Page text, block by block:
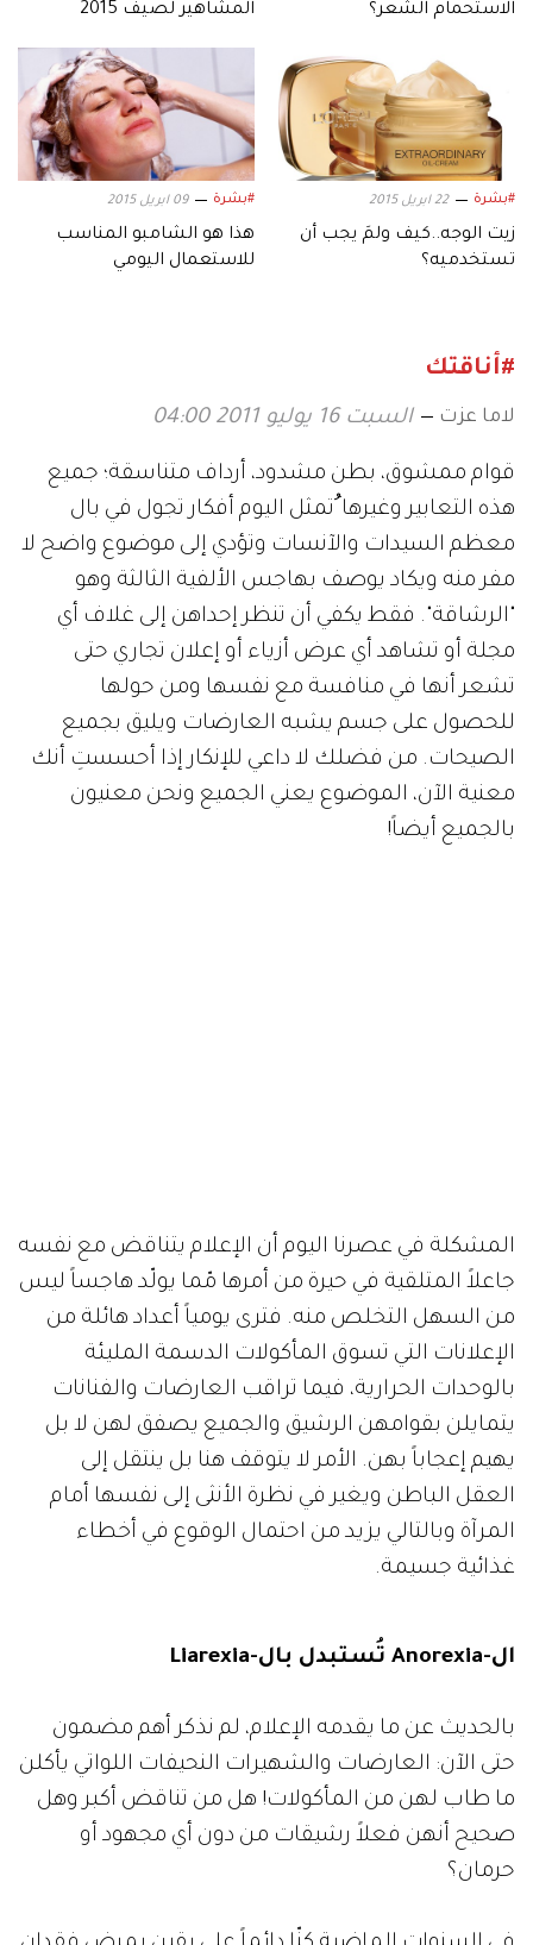
الاستحمام الشعر؟
المشاهير لصيف 2015
#بشرة 22 ابريل 2015
زيت الوجه..كيف ولمَ يجب أن
تستخدميه؟
#بشرة 09 ابريل 2015
هذا هو الشامبو المناسب
للاستعمال اليومي
#أناقتك
لاما عزت السبت 16 يوليو 2011 04:00
قوام ممشوق، بطن مشدود، أرداف متناسقة؛ جميع
هذه التعابير وغيرها ُتمثل اليوم أفكار تجول في بال
معظم السيدات والآنسات وتؤدي إلى موضوع واضح لا
مفر منه ويكاد يوصف بهاجس الألفية الثالثة وهو
"الرشاقة". فقط يكفي أن تنظر إحداهن إلى غلاف أي
مجلة أو تشاهد أي عرض أزياء أو إعلان تجاري حتى
تشعر أنها في منافسة مع نفسها ومن حولها
للحصول على جسم يشبه العارضات ويليق بجميع
الصيحات. من فضلك لا داعي للإنكار إذا أحسستِ أنك
معنية الآن، الموضوع يعني الجميع ونحن معنيون
بالجميع أيضاً!
المشكلة في عصرنا اليوم أن الإعلام يتناقض مع نفسه
جاعلاً المتلقية في حيرة من أمرها مّما يولّد هاجساً ليس
من السهل التخلص منه. فترى يومياً أعداد هائلة من
الإعلانات التي تسوق المأكولات الدسمة المليئة
بالوحدات الحرارية، فيما تراقب العارضات والفنانات
يتمايلن بقوامهن الرشيق والجميع يصفق لهن لا بل
يهيم إعجاباً بهن. الأمر لا يتوقف هنا بل ينتقل إلى
العقل الباطن ويغير في نظرة الأنثى إلى نفسها أمام
المرآة وبالتالي يزيد من احتمال الوقوع في أخطاء
غذائية جسيمة.
ال-Anorexia تُستبدل بال-Liarexia
بالحديث عن ما يقدمه الإعلام، لم نذكر أهم مضمون
حتى الآن: العارضات والشهيرات النحيفات اللواتي يأكلن
ما طاب لهن من المأكولات! هل من تناقض أكبر وهل
صحيح أنهن فعلاً رشيقات من دون أي مجهود أو
حرمان؟